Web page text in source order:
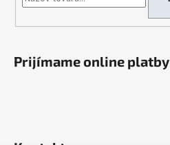
Prijímame online platby